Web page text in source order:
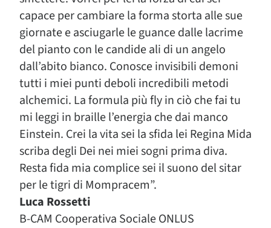
capace per cambiare la forma storta alle sue
giornate e asciugarle le guance dalle lacrime
del pianto con le candide ali di un angelo
dall’abito bianco. Conosce invisibili demoni
tutti i miei punti deboli incredibili metodi
alchemici. La formula più fly in ciò che fai tu
mi leggi in braille l’energia che dai manco
Einstein. Crei la vita sei la sfida lei Regina Mida
scriba degli Dei nei miei sogni prima diva.
Resta fida mia complice sei il suono del sitar
per le tigri di Mompracem”.
Luca Rossetti
B-CAM Cooperativa Sociale ONLUS